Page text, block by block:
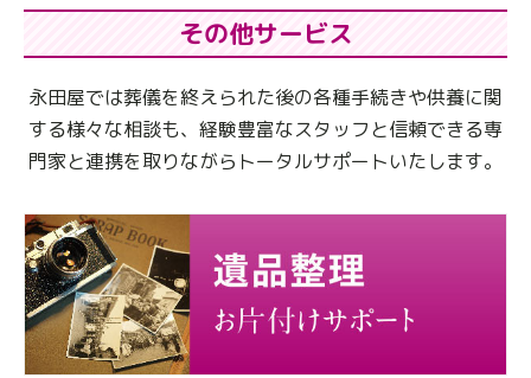
その他サービス
永田屋では葬儀を終えられた後の各種手続きや供養に関
する様々な相談も、 経験豊富なスタッフと信頼できる専
門家と連携を取りながらトータルサポートいたします。